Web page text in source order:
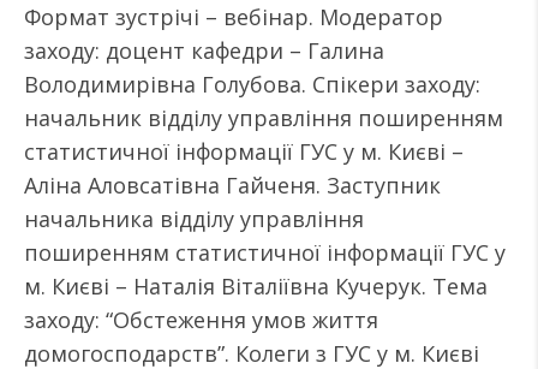
Формат зустрічі – вебінар. Модератор
заходу: доцент кафедри – Галина
Володимирівна Голубова. Спікери заходу:
начальник відділу управління поширенням
статистичної інформації ГУС у м. Києві –
Аліна Аловсатівна Гайченя. Заступник
начальника відділу управління
поширенням статистичної інформації ГУС у
м. Києві – Наталія Віталіївна Кучерук. Тема
заходу: “Обстеження умов життя
домогосподарств”. Колеги з ГУС у м. Києві